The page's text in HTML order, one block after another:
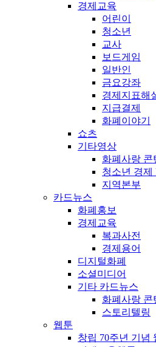
경제교육
어린이
청소년
교사
보드게임
일반인
금요강좌
경제지표해
지급결제
화폐이야기
쇼츠
기타영상
화폐사랑 콘
청소년 경제
지역본부
카드뉴스
화폐홍보
경제교육
복과사전
경제용어
디지털화폐
소셜미디어
기타 카드뉴스
화폐사랑 콘
스토리텔링
웹툰
창립 70주년 기념